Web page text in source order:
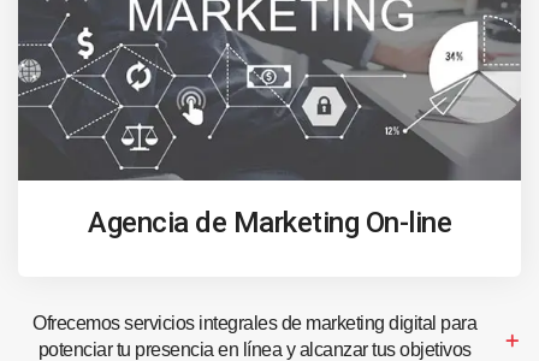
Agencia de Marketing On-line
Ofrecemos servicios integrales de marketing digital para
potenciar tu presencia en línea y alcanzar tus objetivos